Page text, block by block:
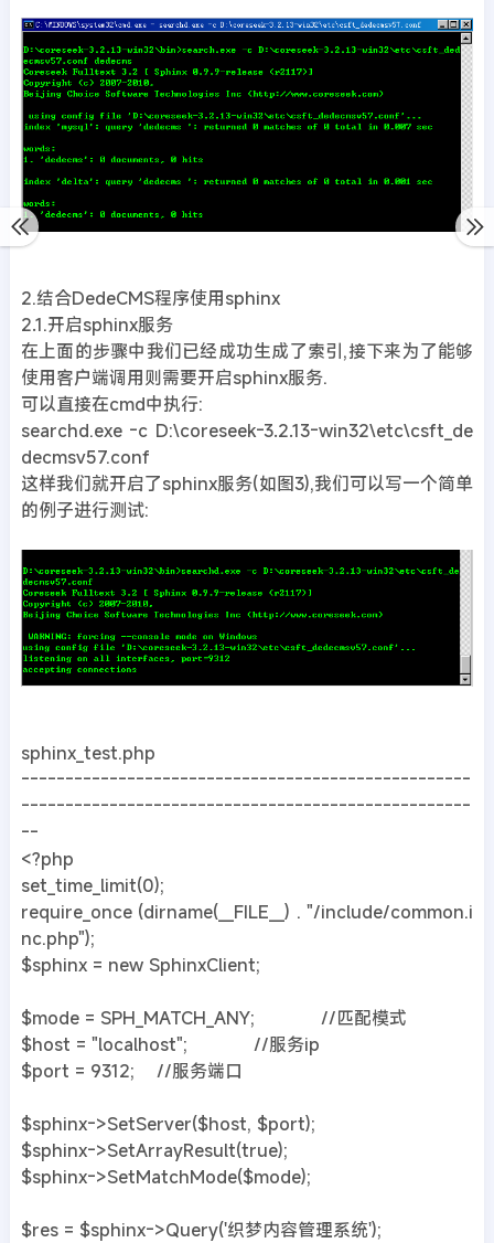
2.结合DedeCMS程序使用sphinx
2.1.开启sphinx服务
在上面的步骤中我们已经成功生成了索引,接下来为了能够
使用客户端调用则需要开启sphinx服务.
可以直接在cmd中执行:
searchd.exe -c D:\coreseek-3.2.13-win32\etc\csft_de
decmsv57.conf
这样我们就开启了sphinx服务(如图3),我们可以写一个简单
的例子进行测试:
sphinx_test.php
---------------------------------------------------
---------------------------------------------------
--
<?php
set_time_limit(0);
require_once (dirname(__FILE__) . "/include/common.i
nc.php");
$sphinx = new SphinxClient;
$mode = SPH_MATCH_ANY; //匹配模式
$host = "localhost"; //服务ip
$port = 9312; //服务端口
$sphinx->SetServer($host, $port);
$sphinx->SetArrayResult(true);
$sphinx->SetMatchMode($mode);
$res = $sphinx->Query('织梦内容管理系统');